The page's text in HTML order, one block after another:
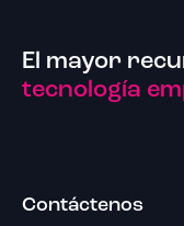
El mayor
tecnología
Contáctenos